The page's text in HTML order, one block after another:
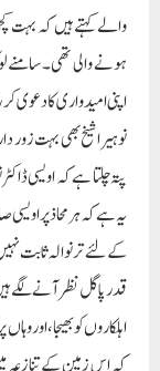
قدر پاگل نظر آنے لگے
اہلکاروں کو بھیجا،
کہ اس زمین کے تنازعہ
صاحب کے لئے گلے میں
اور اگلنا بھی مشکل
ہو گیا ہے۔ جسے نہ وہ
نیچے سے اوپر کی طرف
لوٹنا، یہاں تو پستی کے
صاحب جس سرکار میں رہتے
تھا۔ لیکن اب گویا